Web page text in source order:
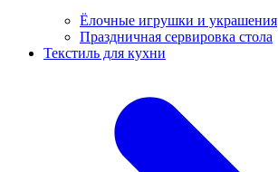
Ёлочные игрушки и украшения
Праздничная сервировка стола
Текстиль для кухни